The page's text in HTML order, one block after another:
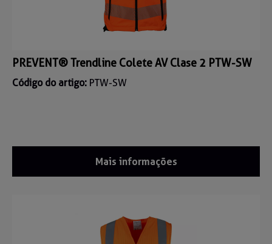
PREVENT® Trendline Colete AV Clase 2 PTW-SW
Código do artigo: PTW-SW
Mais informações